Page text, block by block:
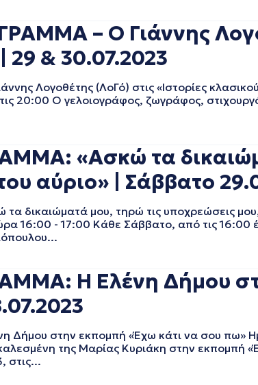
2024
2024
2023
2023
2023
2023
2023
2023
2023
2023
2022
2022
2022
– Ο Γιάννης
& 30.07.2023
Λογοθέτης (ΛοΓό) στις «Ιστορίες
20:00 Ο γελοιογράφος, ζωγράφος,
«Ασκώ τα
αύριο» | Σάββατο
δικαιώματά μου, τηρώ τις υποχρεώσεις
16:00 - 17:00 Κάθε Σάββατο, από τις 16:00
Η Ελένη Δήμου
στην εκπομπή «Έχω κάτι να σου πω»
της Μαρίας Κυριάκη στην εκπομπή
στις...